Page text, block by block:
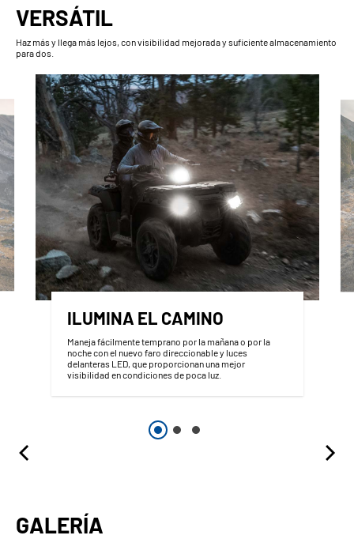
VERSÁTIL
Haz más y llega más lejos, con visibilidad mejorada y suficiente almacenamiento
para dos.
ILUMINA EL CAMINO
Maneja fácilmente temprano por la mañana o por la
noche con el nuevo faro direccionable y luces
delanteras LED, que proporcionan una mejor
visibilidad en condiciones de poca luz.
GALERÍA